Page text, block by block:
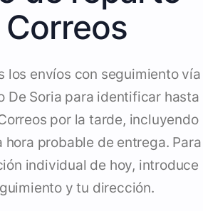
los envíos con seguimiento vía
De Soria para identificar hasta
por la tarde, incluyendo
probable de entrega. Para
individual de hoy, introduce
y tu dirección.